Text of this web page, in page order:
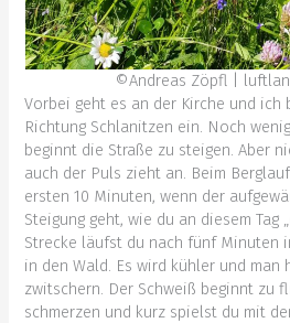
©Andreas Zöpfl |
Vorbei geht es an der Kirche und ich
Richtung Schlanitzen ein. Noch
beginnt die Straße zu steigen. Aber
auch der Puls zieht an. Beim
ersten 10 Minuten, wenn der
Steigung geht, wie du an diesem Tag
Strecke läufst du nach fünf Minuten
in den Wald. Es wird kühler und man
zwitschern. Der Schweiß beginnt zu
schmerzen und kurz spielst du mit